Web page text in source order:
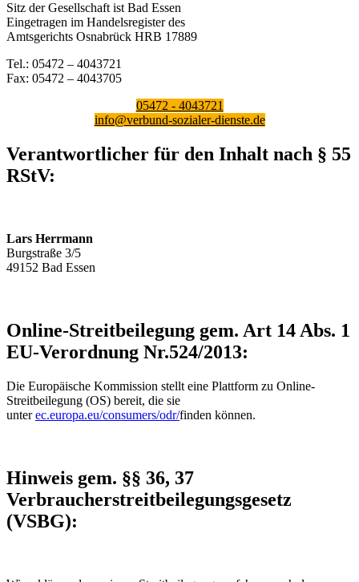
Sitz der Gesellschaft ist Bad Essen
Eingetragen im Handelsregister des
Amtsgerichts Osnabrück HRB 17889
Tel.: 05472 – 4043721
Fax: 05472 – 4043705
05472 - 4043721
info@verbund-sozialer-dienste.de
Verantwortlicher für den Inhalt nach § 55
RStV:
Lars Herrmann
Burgstraße 3/5
49152 Bad Essen
Online-Streitbeilegung gem. Art 14 Abs. 1
EU-Verordnung Nr.524/2013:
Die Europäische Kommission stellt eine Plattform zu Online-
Streitbeilegung (OS) bereit, die sie
unterec.europa.eu/consumers/odr/finden können.
Hinweis gem. §§ 36, 37
Verbraucherstreitbeilegungsgesetz
(VSBG):